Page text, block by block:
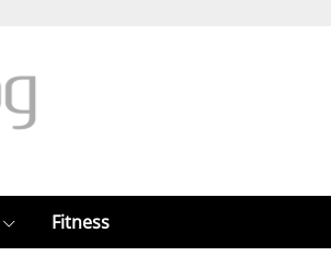
Fitness